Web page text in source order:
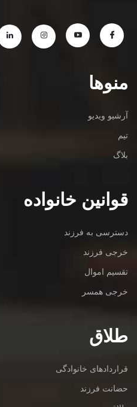
منوها
آرشیو ویدیو
تیم
بلاگ
قوانین خانواده
دسترسی به فرزند
خرجی فرزند
تقسیم اموال
خرجی همسر
طلاق
قراردادهای خانوادگی
حضانت فرزند